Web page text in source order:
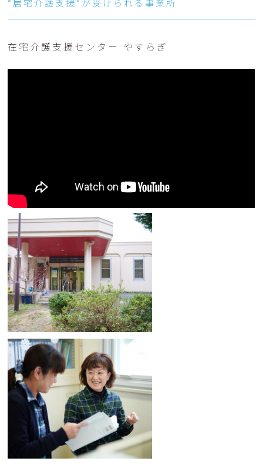
“居宅介護支援”が受けられる事業所
在宅介護支援センター やすらぎ